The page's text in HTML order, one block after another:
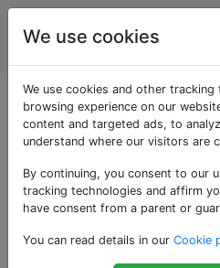
Als
getaggte
5
Zugriff auf
Python?
We use cookies
We use cookies and other
browsing experience on our
content and targeted ads, to
understand where our visitors are
By continuing, you consent to our
tracking technologies and affirm
have consent from a parent or
You can read details in our Cookie